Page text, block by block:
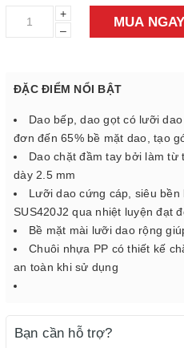
+
–
MUA NGAY
ĐẶC ĐIỂM NỔI BẬT
Dao bếp, dao gọt có lưỡi
đơn đến 65% bề mặt dao, tạo
Dao chặt đầm tay bởi làm từ
dày 2.5 mm
Lưỡi dao cứng cáp, siêu
SUS420J2 qua nhiệt luyện đạt
Bề mặt mài lưỡi dao rộng
Chuôi nhựa PP có thiết kế
an toàn khi sử dụng
Bạn cần hỗ trợ?